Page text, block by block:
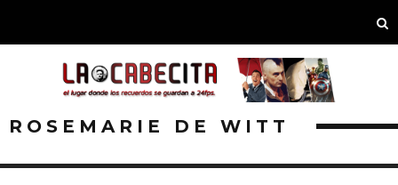
ROSEMARIE DE WITT